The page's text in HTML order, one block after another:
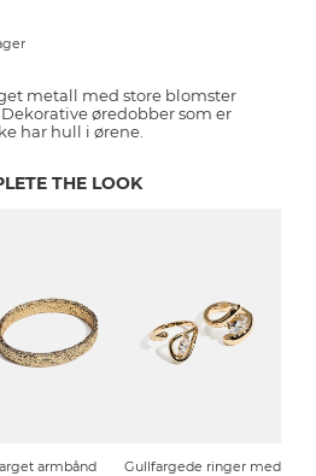
metall med store blomster
øredobber som er
har hull i ørene.
THE LOOK
armbånd
Gullfargede ringer med